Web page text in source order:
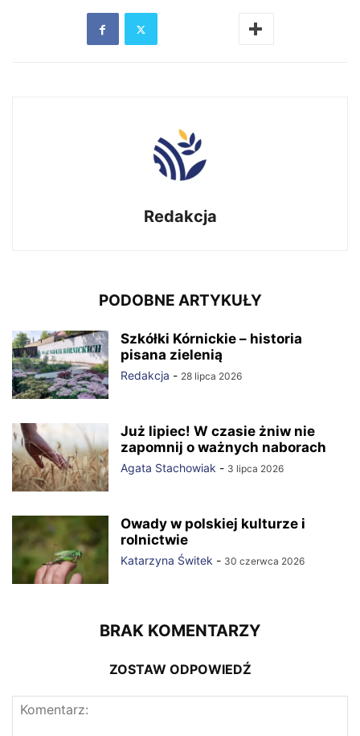
Redakcja
PODOBNE ARTYKUŁY
Szkółki Kórnickie – historia
pisana zielenią
Redakcja - 28 lipca 2026
Już lipiec! W czasie żniw nie
zapomnij o ważnych naborach
Agata Stachowiak - 3 lipca 2026
Owady w polskiej kulturze i
rolnictwie
Katarzyna Świtek - 30 czerwca 2026
BRAK KOMENTARZY
ZOSTAW ODPOWIEDŹ